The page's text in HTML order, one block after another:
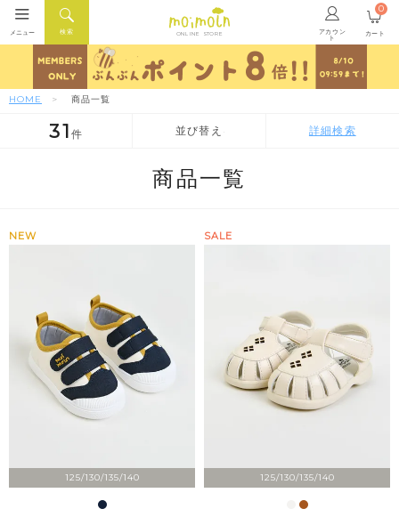
ONLINE STORE アカウン
ト
検索
メニュー カート
0
HOME 商品一覧
並び替え
新着順
価格が安い順
31 件 詳細検索
商品一覧
125/130/135/140
NEW
125/130/135/140
SALE